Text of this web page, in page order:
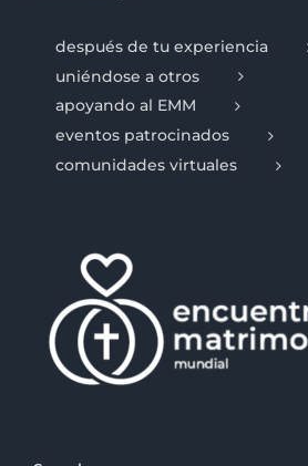
después de tu experiencia
uniéndose a otros
apoyando al EMM
eventos patrocinados
comunidades virtuales